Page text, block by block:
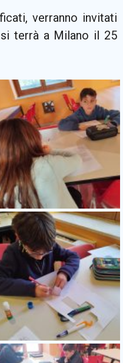
verranno invitati
terrà a Milano il 25